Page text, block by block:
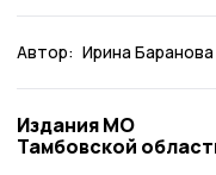
Автор: Ирина Баранова
Издания МО
Тамбовской